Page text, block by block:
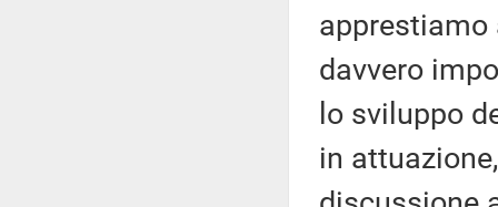
apprestiamo
davvero
lo sviluppo
in